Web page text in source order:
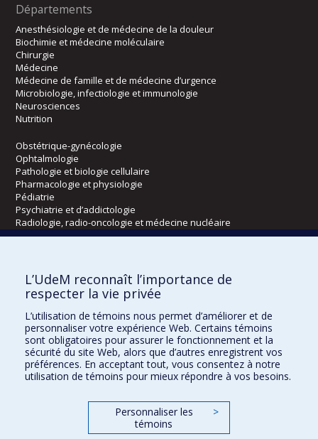
Départements
Anesthésiologie et de médecine de la douleur
Biochimie et médecine moléculaire
Chirurgie
Médecine
Médecine de famille et de médecine d’urgence
Microbiologie, infectiologie et immunologie
Neurosciences
Nutrition
Obstétrique-gynécologie
Ophtalmologie
Pathologie et biologie cellulaire
Pharmacologie et physiologie
Pédiatrie
Psychiatrie et d’addictologie
Radiologie, radio-oncologie et médecine nucléaire
Kinésiologie et des sciences de l’activité physique
Orthophonie et audiologie
Réadaptation
Directions
DPC
CPASS
L’UdeM reconnaît l’importance de
respecter la vie privée
L’utilisation de témoins nous permet d’améliorer et de
personnaliser votre expérience Web. Certains témoins
sont obligatoires pour assurer le fonctionnement et la
sécurité du site Web, alors que d’autres enregistrent vos
préférences. En acceptant tout, vous consentez à notre
utilisation de témoins pour mieux répondre à vos besoins.
Personnaliser les
témoins
>